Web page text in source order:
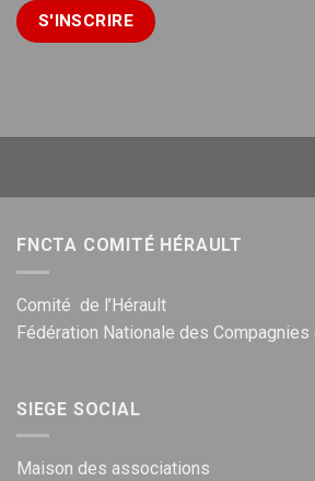
FNCTA COMITÉ HÉRAULT
Comité de l’Hérault
Fédération Nationale des Compagnies
SIEGE SOCIAL
Maison des associations